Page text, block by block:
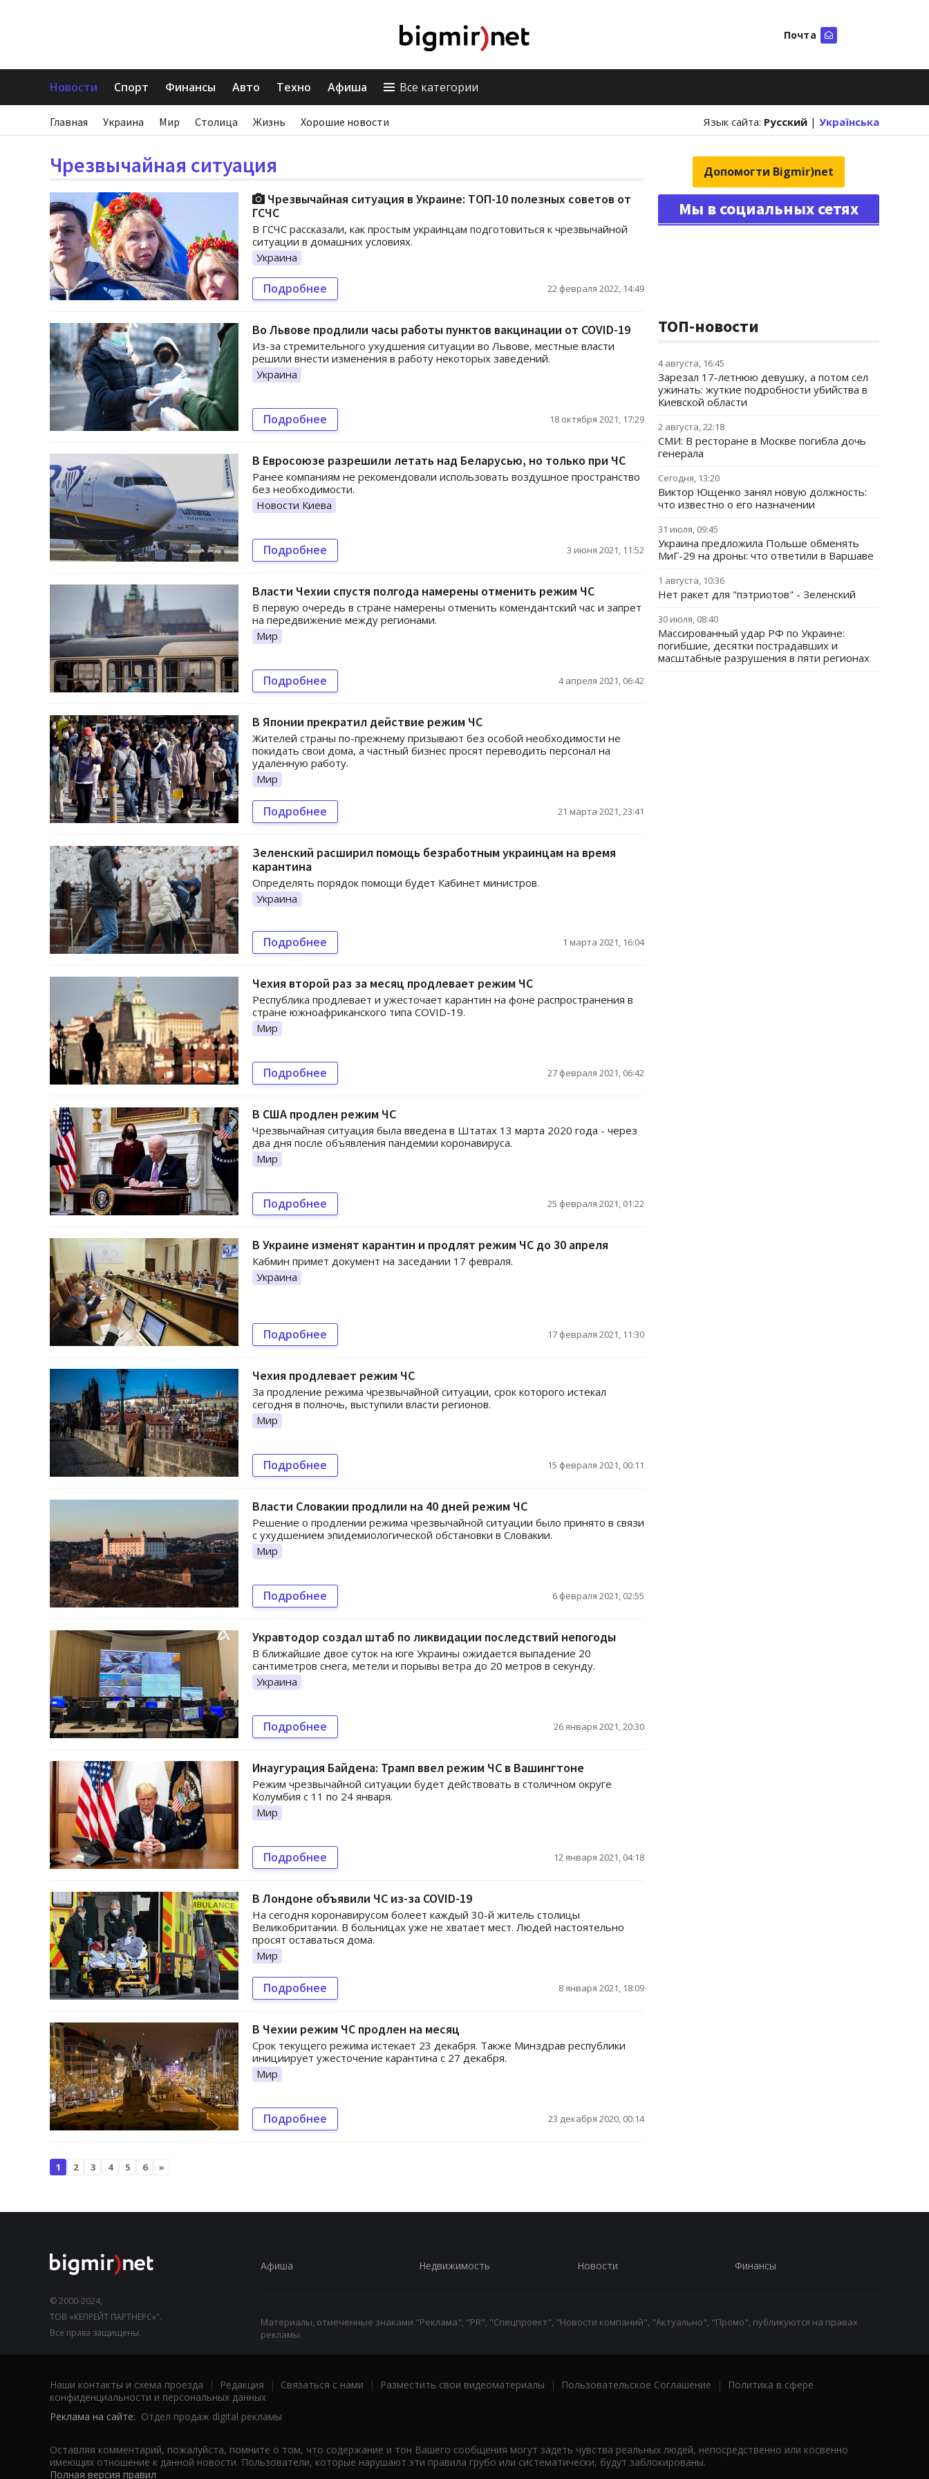
Почта
Новости Спорт Финансы Авто Техно Афиша Все категории
Главная Украина Мир Столица Жизнь Хорошие новости Язык сайта: Русский | Українська
Чрезвычайная ситуация
Чрезвычайная ситуация в Украине: ТОП-10 полезных советов от
ГСЧС
В ГСЧС рассказали, как простым украинцам подготовиться к чрезвычайной
ситуации в домашних условиях.
Украина
Подробнее 22 февраля 2022, 14:49
Во Львове продлили часы работы пунктов вакцинации от COVID-19
Из-за стремительного ухудшения ситуации во Львове, местные власти
решили внести изменения в работу некоторых заведений.
Украина
Подробнее 18 октября 2021, 17:29
В Евросоюзе разрешили летать над Беларусью, но только при ЧС
Ранее компаниям не рекомендовали использовать воздушное пространство
без необходимости.
Новости Киева
Подробнее 3 июня 2021, 11:52
Власти Чехии спустя полгода намерены отменить режим ЧС
В первую очередь в стране намерены отменить комендантский час и запрет
на передвижение между регионами.
Мир
Подробнее 4 апреля 2021, 06:42
В Японии прекратил действие режим ЧС
Жителей страны по-прежнему призывают без особой необходимости не
покидать свои дома, а частный бизнес просят переводить персонал на
удаленную работу.
Мир
Подробнее 21 марта 2021, 23:41
Зеленский расширил помощь безработным украинцам на время
карантина
Определять порядок помощи будет Кабинет министров.
Украина
Подробнее 1 марта 2021, 16:04
Чехия второй раз за месяц продлевает режим ЧС
Республика продлевает и ужесточает карантин на фоне распространения в
стране южноафриканского типа COVID-19.
Мир
Подробнее 27 февраля 2021, 06:42
В США продлен режим ЧС
Чрезвычайная ситуация была введена в Штатах 13 марта 2020 года - через
два дня после объявления пандемии коронавируса.
Мир
Подробнее 25 февраля 2021, 01:22
В Украине изменят карантин и продлят режим ЧС до 30 апреля
Кабмин примет документ на заседании 17 февраля.
Украина
Подробнее 17 февраля 2021, 11:30
Чехия продлевает режим ЧС
За продление режима чрезвычайной ситуации, срок которого истекал
сегодня в полночь, выступили власти регионов.
Мир
Подробнее 15 февраля 2021, 00:11
Власти Словакии продлили на 40 дней режим ЧС
Решение о продлении режима чрезвычайной ситуации было принято в связи
с ухудшением эпидемиологической обстановки в Словакии.
Мир
Подробнее 6 февраля 2021, 02:55
Укравтодор создал штаб по ликвидации последствий непогоды
В ближайшие двое суток на юге Украины ожидается выпадение 20
сантиметров снега, метели и порывы ветра до 20 метров в секунду.
Украина
Подробнее 26 января 2021, 20:30
Инаугурация Байдена: Трамп ввел режим ЧС в Вашингтоне
Режим чрезвычайной ситуации будет действовать в столичном округе
Колумбия с 11 по 24 января.
Мир
Подробнее 12 января 2021, 04:18
В Лондоне объявили ЧС из-за COVID-19
На сегодня коронавирусом болеет каждый 30-й житель столицы
Великобритании. В больницах уже не хватает мест. Людей настоятельно
просят оставаться дома.
Мир
Подробнее 8 января 2021, 18:09
В Чехии режим ЧС продлен на месяц
Срок текущего режима истекает 23 декабря. Также Минздрав республики
инициирует ужесточение карантина с 27 декабря.
Мир
Подробнее 23 декабря 2020, 00:14
1 2 3 4 5 6 »
Допомогти Bigmir)net
Мы в социальных сетях
ТОП-новости
4 августа, 16:45
Зарезал 17-летнюю девушку, а потом сел
ужинать: жуткие подробности убийства в
Киевской области
2 августа, 22:18
СМИ: В ресторане в Москве погибла дочь
генерала
Сегодня, 13:20
Виктор Ющенко занял новую должность:
что известно о его назначении
31 июля, 09:45
Украина предложила Польше обменять
МиГ-29 на дроны: что ответили в Варшаве
1 августа, 10:36
Нет ракет для "пэтриотов" - Зеленский
30 июля, 08:40
Массированный удар РФ по Украине:
погибшие, десятки пострадавших и
масштабные разрушения в пяти регионах
© 2000-2024,
ТОВ «КЕПРЕЙТ ПАРТНЕРС»".
Все права защищены.
Афиша Недвижимость Новости Финансы
Материалы, отмеченные знаками "Реклама", "PR", "Спецпроект", "Новости компаний", "Актуально", "Промо", публикуются на правах
рекламы.
Наши контакты и схема проезда | Редакция | Связаться с нами | Разместить свои видеоматериалы | Пользовательское Соглашение |
Политика в сфере
конфиденциальности и персональных данных
Реклама на сайте: Отдел продаж digital рекламы
Оставляя комментарий, пожалуйста, помните о том, что содержание и тон Вашего сообщения могут задеть чувства реальных людей, непосредственно или косвенно
имеющих отношение к данной новости. Пользователи, которые нарушают эти правила грубо или систематически, будут заблокированы.
Полная версия правил